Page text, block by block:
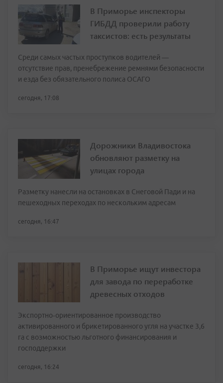
В Приморье инспекторы
ГИБДД проверили работу
таксистов: есть результаты
Среди самых частых проступков водителей —
отсутствие прав, пренебрежение ремнями безопасности
и езда без обязательного полиса ОСАГО
сегодня, 17:08
Дорожники Владивостока
обновляют разметку на
улицах города
Разметку нанесли на остановках в Снеговой Пади и на
пешеходных переходах по нескольким адресам
сегодня, 16:47
В Приморье ищут инвестора
для завода по переработке
древесных отходов
Экспортно‑ориентированное производство
активированного и брикетированного угля на участке 3,6
га с возможностью льготного финансирования и
господдержки
сегодня, 16:24